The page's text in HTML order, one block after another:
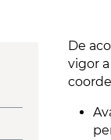
De
vigor